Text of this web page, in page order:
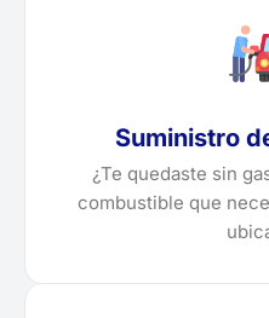
Suministro
¿Te quedaste sin
combustible que